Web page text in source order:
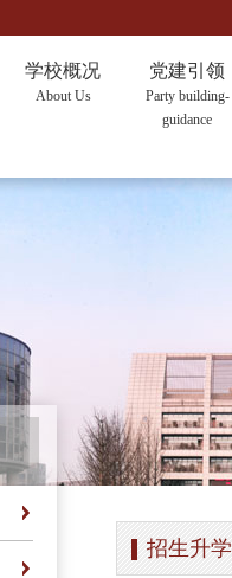
学校概况
About Us
党建引领
Party building-
guidance
招生升学